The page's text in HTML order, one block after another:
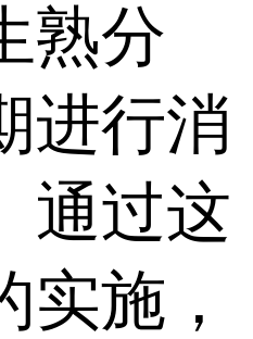
熟分
进行消
通过这
实施，